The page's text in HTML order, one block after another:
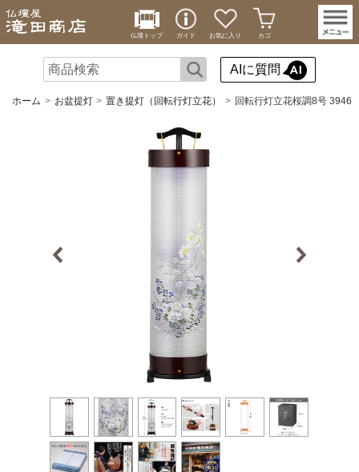
仏壇トップ ガイド お気に入り カゴ
AIに質問
ホーム お盆提灯 置き提灯（回転行灯立花） 回転行灯立花桜調8号 3946